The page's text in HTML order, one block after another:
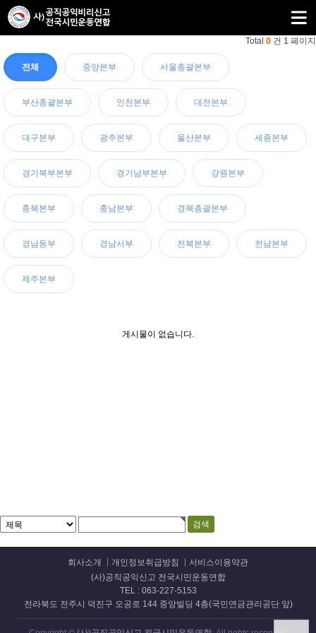
Total 0 건 1 페이지
전체 중앙본부 서울총괄본부
부산총괄본부 인천본부 대전본부
대구본부 광주본부 울산본부 세종본부
경기북부본부 경기남부본부 강원본부
충북본부 충남본부 경북총괄본부
경남동부 경남서부 전북본부 전남본부
제주본부
게시물이 없습니다.
회사소개 개인정보취급방침
서비스이용약관
(사)공직공익신고 전국시민운동연합
TEL : 063-227-5153
전라북도 전주시 덕진구 오공로 144 중앙빌딩 4층(국민연금관리공단 앞)